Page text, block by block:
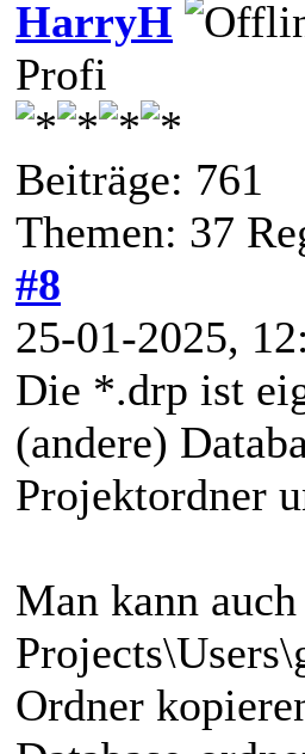
HarryH
Profi
Beiträge: 761
Themen: 37
#8
25-01-2025,
Die *.drp ist
(andere)
Projektordner
Man kann
Ordner